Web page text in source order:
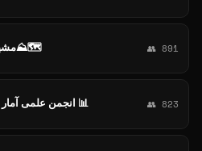
🚲مشهدگردی#رضامشهدی⛰️🗺 👥 891
انجمن علمی آمار دانشگاه فردوسی مشهد 📊 👥 823